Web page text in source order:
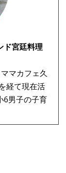
ド宮廷料理
マカフェ久
経て現在活
6男子の子育